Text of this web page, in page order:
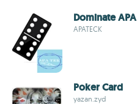
Dominate APA
APATECK
Poker Card
yazan.zyd